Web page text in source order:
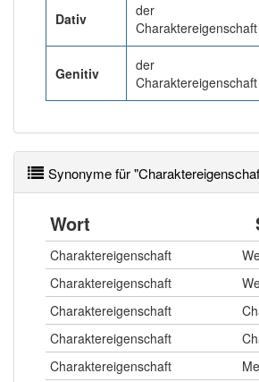
Dativ
der
Charaktereigenschaft
Genitiv
der
Charaktereigenschaft
Synonyme für
Wort
Charaktereigenschaft
Charaktereigenschaft
Charaktereigenschaft
Charaktereigenschaft
Charaktereigenschaft